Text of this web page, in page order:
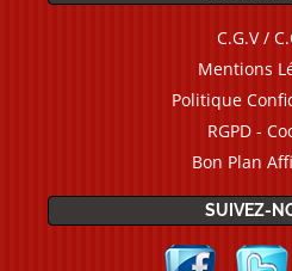
C.G.V /
Mentions
Politique
RGPD -
Bon Plan
SUIVEZ-